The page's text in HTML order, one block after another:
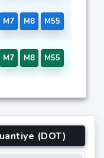
M7 M8 M55
M7 M8 M55
(DOT)